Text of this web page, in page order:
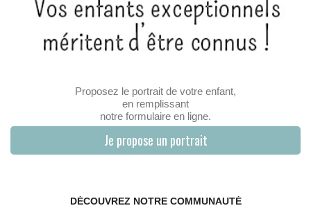
Proposez le portrait de votre enfant,
en remplissant
notre formulaire en ligne.
Je propose un portrait
DÉCOUVREZ NOTRE COMMUNAUTÉ